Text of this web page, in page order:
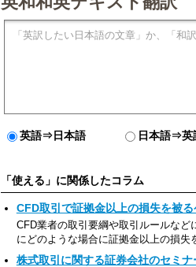
英語⇒日本語 日本語⇒英
「使える」に関係したコラム
CFD取引で証拠金以上の損失を被
CFD業者の取引要綱や取引ルールな
にどのような場合に証拠金以上の損失
株式取引に関する証券会社のセミナ